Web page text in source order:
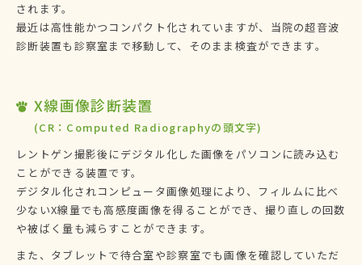
されます。
最近は高性能かつコンパクト化されていますが、当院の超音波
診断装置も診察室まで移動して、そのまま検査ができます。
X線画像診断装置
(CR：Computed Radiographyの頭文字)
レントゲン撮影後にデジタル化した画像をパソコンに読み込む
ことができる装置です。
デジタル化されコンピュータ画像処理により、フィルムに比べ
少ないX線量でも高感度画像を得ることができ、撮り直しの回数
や被ばく量も減らすことができます。
また、タブレットで待合室や診察室でも画像を確認していただ